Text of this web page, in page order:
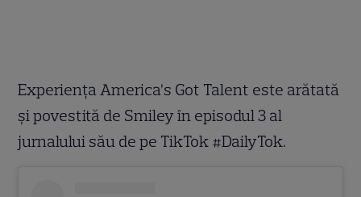
Experiența America’s Got Talent este arătată
și povestită de Smiley în episodul 3 al
jurnalului său de pe TikTok #DailyTok.